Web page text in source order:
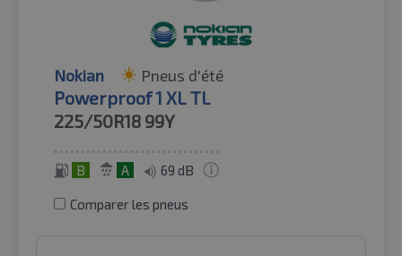
Nokian Pneus d'été
Powerproof 1 XL TL
225/50R18 99Y
B A 69 dB
Comparer les pneus